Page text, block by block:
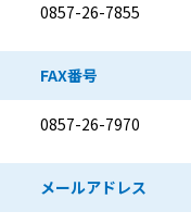
0857-26-7855
FAX番号
0857-26-7970
メールアドレス